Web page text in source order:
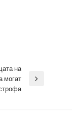
на
могат